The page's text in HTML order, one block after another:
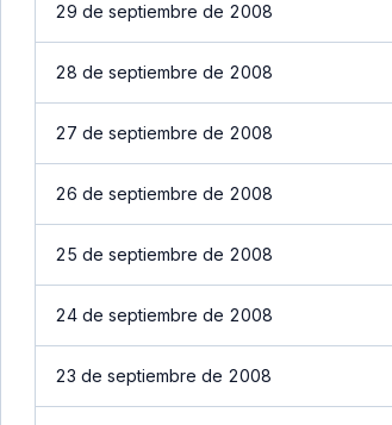
29 de septiembre de 2008
28 de septiembre de 2008
27 de septiembre de 2008
26 de septiembre de 2008
25 de septiembre de 2008
24 de septiembre de 2008
23 de septiembre de 2008